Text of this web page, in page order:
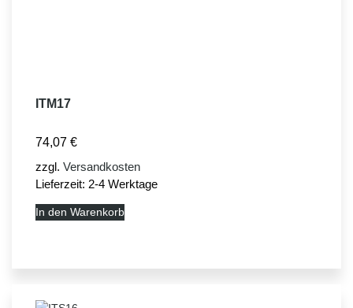
ITM17
74,07 €
zzgl. Versandkosten
Lieferzeit: 2-4 Werktage
In den Warenkorb